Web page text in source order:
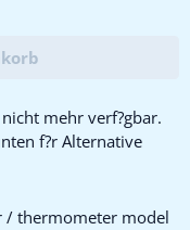
mehr verf?gbar.
f?r Alternative
/ thermometer model